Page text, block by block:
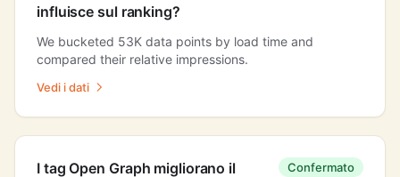
influisce sul ranking?
We bucketed 53K data points by load time and
compared their relative impressions.
Vedi i dati
I tag Open Graph migliorano il Confermato